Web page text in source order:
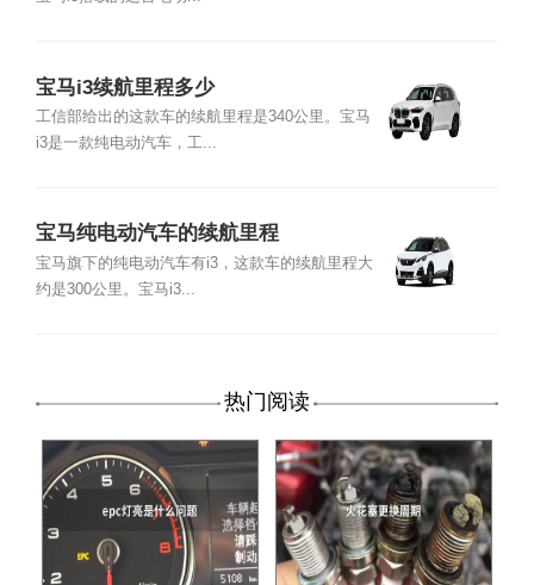
宝马i3续航里程多少
工信部给出的这款车的续航里程是340公里。宝马
i3是一款纯电动汽车，工...
宝马纯电动汽车的续航里程
宝马旗下的纯电动汽车有i3，这款车的续航里程大
约是300公里。宝马i3...
热门阅读